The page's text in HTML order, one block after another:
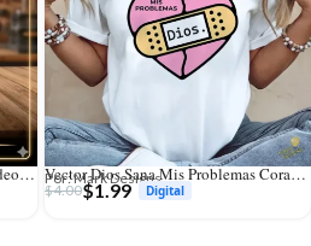
Gratis Vector Super Jesús Estilo Videojuego Retro Mario para Sublimación Vector Dios Sana Mis Problemas Corazón con Curita para Sublimación
Por: Mark Designs
$4.00$1.99